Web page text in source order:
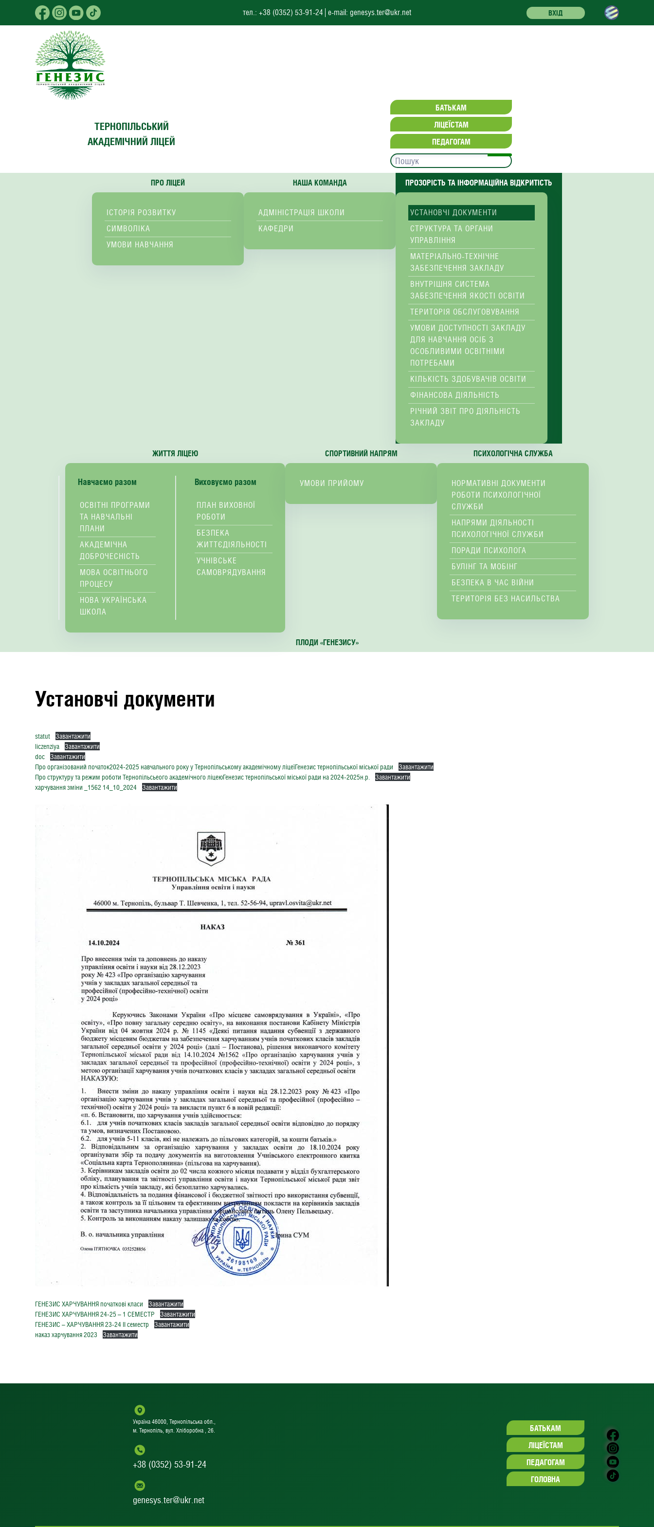
Skip to main content
тел.: +38 (0352) 53-91-24 e-mail: genesys.ter@ukr.net ВХІД
ТЕРНОПІЛЬСЬКИЙ
АКАДЕМІЧНИЙ ЛІЦЕЙ
БАТЬКАМ
ЛІЦЕЇСТАМ
ПЕДАГОГАМ
ПРО ЛІЦЕЙ
ІСТОРІЯ РОЗВИТКУ
СИМВОЛІКА
УМОВИ НАВЧАННЯ
НАША КОМАНДА
АДМІНІСТРАЦІЯ ШКОЛИ
КАФЕДРИ
ПРОЗОРІСТЬ ТА ІНФОРМАЦІЙНА ВІДКРИТІСТЬ
УСТАНОВЧІ ДОКУМЕНТИ
СТРУКТУРА ТА ОРГАНИ
УПРАВЛІННЯ
МАТЕРІАЛЬНО-ТЕХНІЧНЕ
ЗАБЕЗПЕЧЕННЯ ЗАКЛАДУ
ВНУТРІШНЯ СИСТЕМА
ЗАБЕЗПЕЧЕННЯ ЯКОСТІ ОСВІТИ
ТЕРИТОРІЯ ОБСЛУГОВУВАННЯ
УМОВИ ДОСТУПНОСТІ ЗАКЛАДУ
ДЛЯ НАВЧАННЯ ОСІБ З
ОСОБЛИВИМИ ОСВІТНІМИ
ПОТРЕБАМИ
КІЛЬКІСТЬ ЗДОБУВАЧІВ ОСВІТИ
ФІНАНСОВА ДІЯЛЬНІСТЬ
РІЧНИЙ ЗВІТ ПРО ДІЯЛЬНІСТЬ
ЗАКЛАДУ
ЖИТТЯ ЛІЦЕЮ
Навчаємо разом
ОСВІТНІ ПРОГРАМИ
ТА НАВЧАЛЬНІ
ПЛАНИ
АКАДЕМІЧНА
ДОБРОЧЕСНІСТЬ
МОВА ОСВІТНЬОГО
ПРОЦЕСУ
НОВА УКРАЇНСЬКА
ШКОЛА
Виховуємо разом
ПЛАН ВИХОВНОЇ
РОБОТИ
БЕЗПЕКА
ЖИТТЄДІЯЛЬНОСТІ
УЧНІВСЬКЕ
САМОВРЯДУВАННЯ
СПОРТИВНИЙ НАПРЯМ
УМОВИ ПРИЙОМУ
ПСИХОЛОГІЧНА СЛУЖБА
НОРМАТИВНІ ДОКУМЕНТИ
РОБОТИ ПСИХОЛОГІЧНОЇ
СЛУЖБИ
НАПРЯМИ ДІЯЛЬНОСТІ
ПСИХОЛОГІЧНОЇ СЛУЖБИ
ПОРАДИ ПСИХОЛОГА
БУЛІНГ ТА МОБІНГ
БЕЗПЕКА В ЧАС ВІЙНИ
ТЕРИТОРІЯ БЕЗ НАСИЛЬСТВА
ПЛОДИ «ГЕНЕЗИСУ»
Установчі документи
statut
Завантажити
liczenziya
Завантажити
doc
Завантажити
Про організований початок2024-2025 навчального року у Тернопільському академічному ліцеїГенезис тернопільської міської ради
Завантажити
Про структуру та режим роботи Тернопільсьеого академічного ліцеюГенезис тернопільської міської ради на 2024-2025н.р.
Завантажити
харчування зміни _1562 14_10_2024
Завантажити
ГЕНЕЗИС ХАРЧУВАННЯ початкові класи
Завантажити
ГЕНЕЗИС ХАРЧУВАННЯ 24-25 – 1 СЕМЕСТР
Завантажити
ГЕНЕЗИС – ХАРЧУВАННЯ 23-24 ІІ семестр
Завантажити
наказ харчування 2023
Завантажити
Україна 46000, Тернопільська обл.,
м. Тернопіль, вул. Хліборобна , 26.
+38 (0352) 53-91-24
genesys.ter@ukr.net
БАТЬКАМ
ЛІЦЕЇСТАМ
ПЕДАГОГАМ
ГОЛОВНА